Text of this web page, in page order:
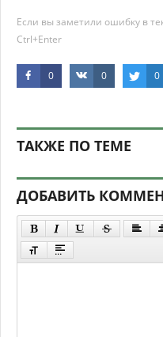
Если вы заметили ошибку в
Ctrl+Enter
0 0 0
ТАКЖЕ ПО ТЕМЕ
ДОБАВИТЬ